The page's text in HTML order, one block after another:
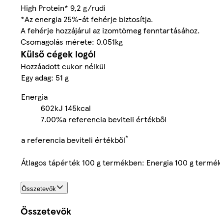
High Protein* 9,2 g/rudi
*Az energia 25%-át fehérje biztosítja.
A fehérje hozzájárul az izomtömeg fenntartásához.
Csomagolás mérete: 0.051kg
Külső cégek logói
Hozzáadott cukor nélkül
Egy adag: 51 g
Energia
602kJ 145kcal
7.00%a referencia beviteli értékből
a referencia beviteli értékből*
Átlagos tápérték 100 g termékben: Energia 100 g
Összetevők
Összetevők